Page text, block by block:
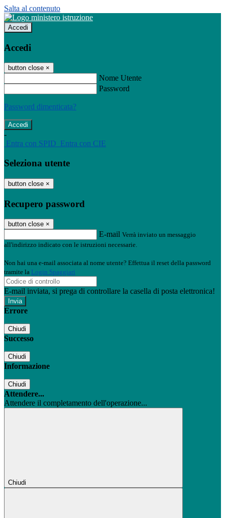
Salta al contenuto
Accedi
Accedi
button close ×
Nome Utente
Password
Password dimenticata?
-
Entra con SPID Entra con CIE
Seleziona utente
button close ×
Recupero password
button close ×
E-mail Verrà inviato un messaggio
all'indirizzo indicato con le istruzioni necessarie.
Non hai una e-mail associata al nome utente? Effettua il reset della password
tramite la Login Spaggiari
E-mail inviata, si prega di controllare la casella di posta elettronica!
Errore
Chiudi
Successo
Chiudi
Informazione
Chiudi
Attendere...
Attendere il completamento dell'operazione...
Chiudi